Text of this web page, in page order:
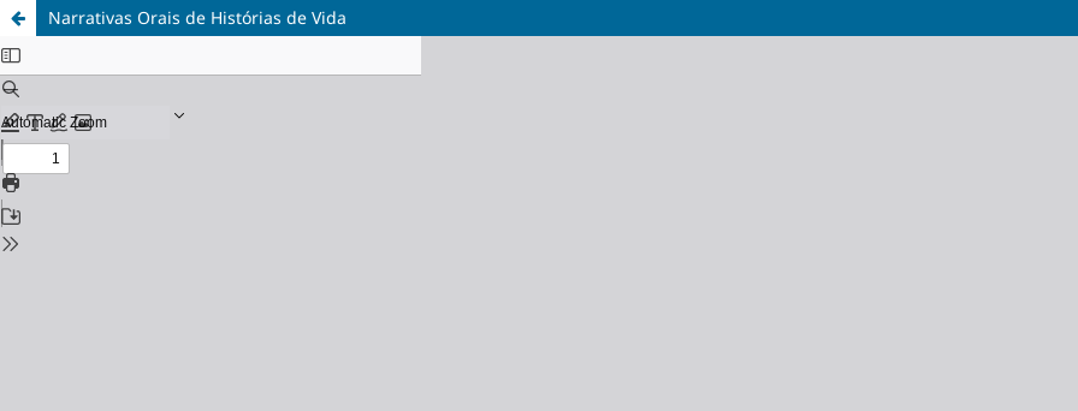
Narrativas Orais de Histórias de Vida